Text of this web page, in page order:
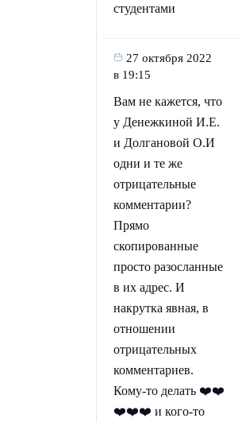
студентами
27 октября 2022
в 19:15
Вам не кажется, что
у Денежкиной И.Е.
и Долгановой О.И
одни и те же
отрицательные
комментарии?
Прямо
скопированные
просто разосланные
в их адрес. И
накрутка явная, в
отношении
отрицательных
комментариев.
Кому-то делать ❤️❤️
❤️❤️❤️ и кого-то